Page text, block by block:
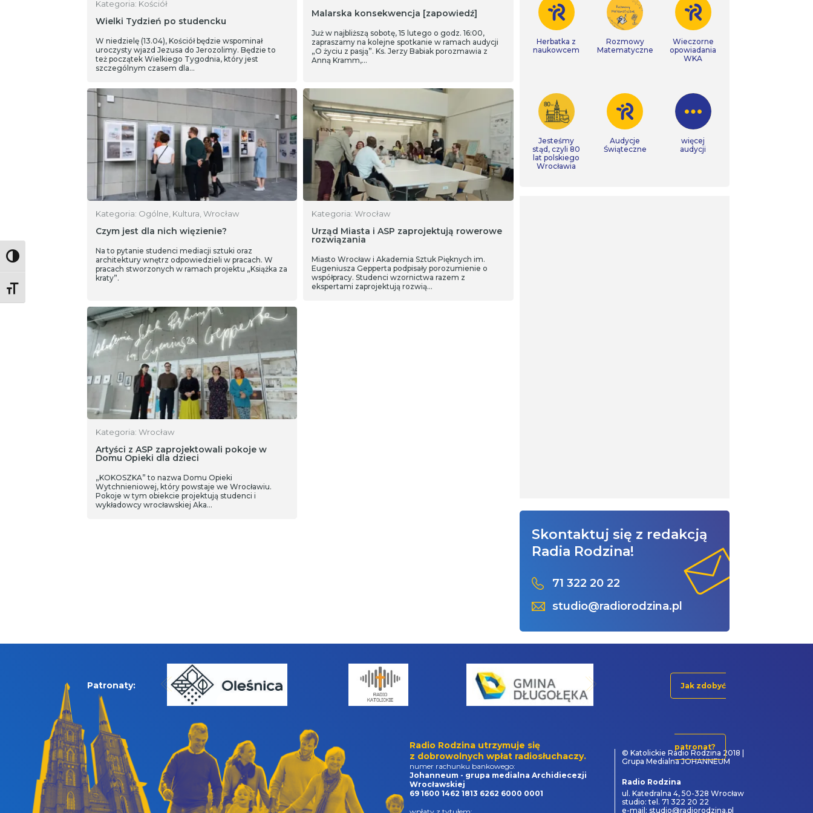
Toggle High Contrast
Toggle Font size
Kategoria: Kościół
Wielki Tydzień po studencku
W niedzielę (13.04), Kościół będzie wspominał
uroczysty wjazd Jezusa do Jerozolimy. Będzie to
też początek Wielkiego Tygodnia, który jest
szczególnym czasem dla…
Malarska konsekwencja [zapowiedź]
Już w najbliższą sobotę, 15 lutego o godz. 16:00,
zapraszamy na kolejne spotkanie w ramach audycji
„O życiu z pasją”. Ks. Jerzy Babiak porozmawia z
Anną Kramm,…
Kategoria: Ogólne, Kultura, Wrocław
Czym jest dla nich więzienie?
Na to pytanie studenci mediacji sztuki oraz
architektury wnętrz odpowiedzieli w pracach. W
pracach stworzonych w ramach projektu „Książka za
kraty”.
Kategoria: Wrocław
Urząd Miasta i ASP zaprojektują rowerowe
rozwiązania
Miasto Wrocław i Akademia Sztuk Pięknych im.
Eugeniusza Gepperta podpisały porozumienie o
współpracy. Studenci wzornictwa razem z
ekspertami zaprojektują rozwią…
Kategoria: Wrocław
Artyści z ASP zaprojektowali pokoje w
Domu Opieki dla dzieci
„KOKOSZKA” to nazwa Domu Opieki
Wytchnieniowej, który powstaje we Wrocławiu.
Pokoje w tym obiekcie projektują studenci i
wykładowcy wrocławskiej Aka…
Herbatka z
naukowcem
Rozmowy
Matematyczne
Wieczorne
opowiadania
WKA
Jesteśmy
stąd, czyli 80
lat polskiego
Wrocławia
Audycje
Świąteczne
więcej
audycji
Skontaktuj się z redakcją
Radia Rodzina!
71 322 20 22
studio@radiorodzina.pl
Patronaty: Jak zdobyć
patronat?
Radio Rodzina utrzymuje się
z dobrowolnych wpłat radiosłuchaczy.
numer rachunku bankowego:
Johanneum - grupa medialna Archidiecezji
Wrocławskiej
69 1600 1462 1813 6262 6000 0001
© Katolickie Radio Rodzina 2018 |
Grupa Medialna JOHANNEUM
Radio Rodzina
ul. Katedralna 4, 50-328 Wrocław
studio: tel. 71 322 20 22
e-mail: studio@radiorodzina.pl